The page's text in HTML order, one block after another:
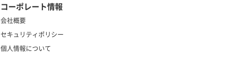
コーポレート情報
会社概要
セキュリティポリシー
個人情報について